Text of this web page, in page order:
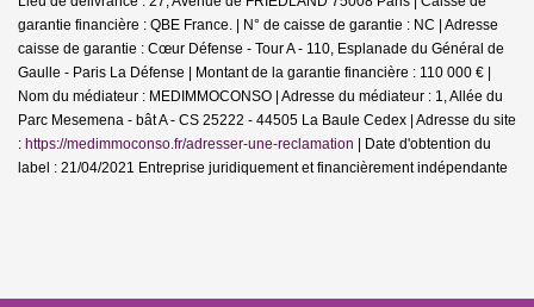
garantie financière : QBE France. | N° de caisse de garantie : NC | Adresse
caisse de garantie : Cœur Défense - Tour A - 110, Esplanade du Général de
Gaulle - Paris La Défense | Montant de la garantie financière : 110 000 € |
Nom du médiateur : MEDIMMOCONSO | Adresse du médiateur : 1, Allée du
Parc Mesemena - bât A - CS 25222 - 44505 La Baule Cedex | Adresse du site
: https://medimmoconso.fr/adresser-une-reclamation | Date d'obtention du
label : 21/04/2021 Entreprise juridiquement et financièrement indépendante